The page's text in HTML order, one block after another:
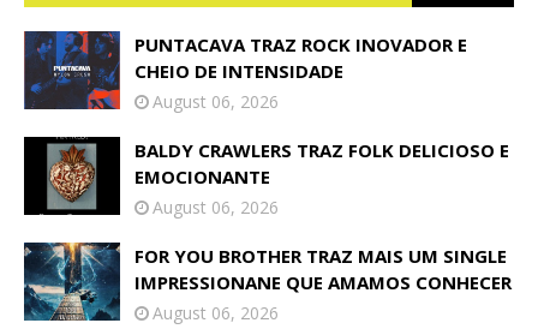
PUNTACAVA TRAZ ROCK INOVADOR E
CHEIO DE INTENSIDADE
August 06, 2026
BALDY CRAWLERS TRAZ FOLK DELICIOSO E
EMOCIONANTE
August 06, 2026
FOR YOU BROTHER TRAZ MAIS UM SINGLE
IMPRESSIONANE QUE AMAMOS CONHECER
August 06, 2026